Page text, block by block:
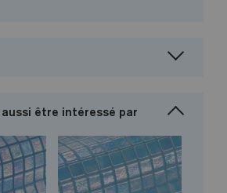
être intéressé par